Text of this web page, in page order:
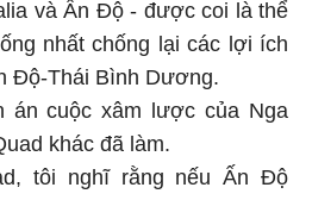
và Ấn Độ - được coi là thể
nhất chống lại các lợi ích
Độ-Thái Bình Dương.
án cuộc xâm lược của Nga
khác đã làm.
tôi nghĩ rằng nếu Ấn Độ